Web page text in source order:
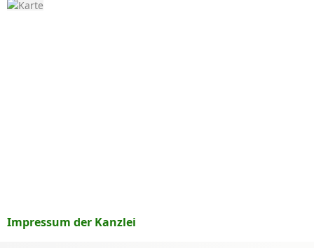
Impressum der Kanzlei